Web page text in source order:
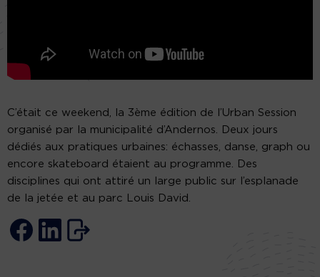
C’était ce weekend, la 3ème édition de l’Urban Session
organisé par la municipalité d’Andernos. Deux jours
dédiés aux pratiques urbaines: échasses, danse, graph ou
encore skateboard étaient au programme. Des
disciplines qui ont attiré un large public sur l’esplanade
de la jetée et au parc Louis David.